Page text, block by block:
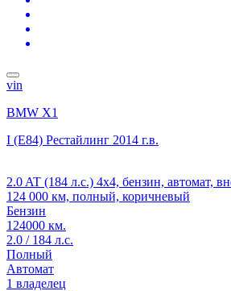
vin
BMW X1
I (E84) Рестайлинг 2014 г.в.
2.0 AT (184 л.с.) 4x4, бензин, автомат,
124 000 км, полный, коричневый
Бензин
124000 км.
2.0 / 184 л.с.
Полный
Автомат
1 владелец